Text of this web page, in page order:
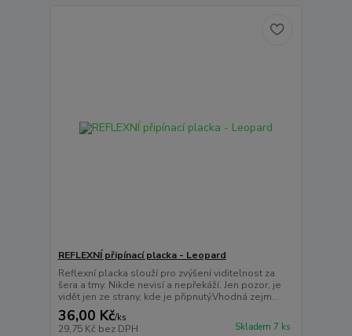
REFLEXNÍ připínací placka - Leopard
Reflexní placka slouží pro zvýšení viditelnost za
šera a tmy. Nikde nevisí a nepřekáží. Jen pozor, je
vidět jen ze strany, kde je připnutý.Vhodná zejm...
36,00 Kč/ks
29,75 Kč bez DPH Skladem 7 ks